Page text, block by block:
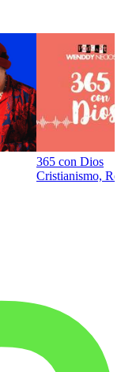
365 con Dios
Cristianismo,